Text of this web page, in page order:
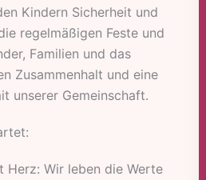
Kindern Sicherheit und
regelmäßigen Feste und
Familien und das
Zusammenhalt und eine
unserer Gemeinschaft.
Wir leben die Werte